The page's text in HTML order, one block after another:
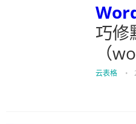
巧修
（
云表格 •